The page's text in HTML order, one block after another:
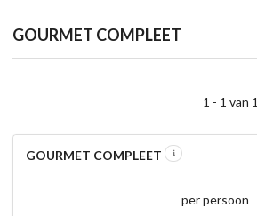
GOURMET COMPLEET
1 - 1 van 1
GOURMET COMPLEET
per persoon